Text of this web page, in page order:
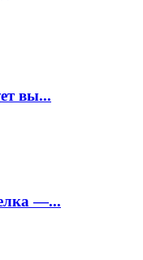
вы...
—...